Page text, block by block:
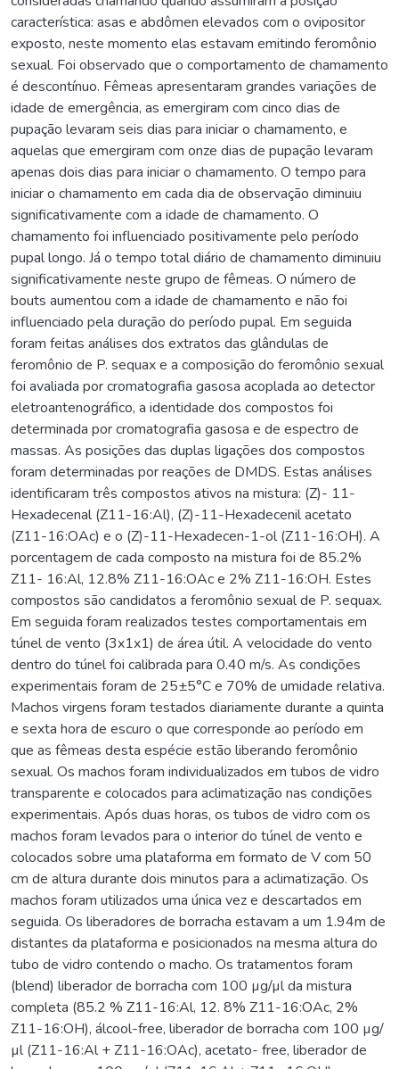
característica: asas e abdômen elevados com o ovipositor
exposto, neste momento elas estavam emitindo feromônio
sexual. Foi observado que o comportamento de chamamento
é descontínuo. Fêmeas apresentaram grandes variações de
idade de emergência, as emergiram com cinco dias de
pupação levaram seis dias para iniciar o chamamento, e
aquelas que emergiram com onze dias de pupação levaram
apenas dois dias para iniciar o chamamento. O tempo para
iniciar o chamamento em cada dia de observação diminuiu
significativamente com a idade de chamamento. O
chamamento foi influenciado positivamente pelo período
pupal longo. Já o tempo total diário de chamamento diminuiu
significativamente neste grupo de fêmeas. O número de
bouts aumentou com a idade de chamamento e não foi
influenciado pela duração do período pupal. Em seguida
foram feitas análises dos extratos das glândulas de
feromônio de P. sequax e a composição do feromônio sexual
foi avaliada por cromatografia gasosa acoplada ao detector
eletroantenográfico, a identidade dos compostos foi
determinada por cromatografia gasosa e de espectro de
massas. As posições das duplas ligações dos compostos
foram determinadas por reações de DMDS. Estas análises
identificaram três compostos ativos na mistura: (Z)- 11-
Hexadecenal (Z11-16:Al), (Z)-11-Hexadecenil acetato
(Z11-16:OAc) e o (Z)-11-Hexadecen-1-ol (Z11-16:OH). A
porcentagem de cada composto na mistura foi de 85.2%
Z11- 16:Al, 12.8% Z11-16:OAc e 2% Z11-16:OH. Estes
compostos são candidatos a feromônio sexual de P. sequax.
Em seguida foram realizados testes comportamentais em
túnel de vento (3x1x1) de área útil. A velocidade do vento
dentro do túnel foi calibrada para 0.40 m/s. As condições
experimentais foram de 25±5°C e 70% de umidade relativa.
Machos virgens foram testados diariamente durante a quinta
e sexta hora de escuro o que corresponde ao período em
que as fêmeas desta espécie estão liberando feromônio
sexual. Os machos foram individualizados em tubos de vidro
transparente e colocados para aclimatização nas condições
experimentais. Após duas horas, os tubos de vidro com os
machos foram levados para o interior do túnel de vento e
colocados sobre uma plataforma em formato de V com 50
cm de altura durante dois minutos para a aclimatização. Os
machos foram utilizados uma única vez e descartados em
seguida. Os liberadores de borracha estavam a um 1.94m de
distantes da plataforma e posicionados na mesma altura do
tubo de vidro contendo o macho. Os tratamentos foram
(blend) liberador de borracha com 100 µg/µl da mistura
completa (85.2 % Z11-16:Al, 12. 8% Z11-16:OAc, 2%
Z11-16:OH), álcool-free, liberador de borracha com 100 µg/
µl (Z11-16:Al + Z11-16:OAc), acetato- free, liberador de